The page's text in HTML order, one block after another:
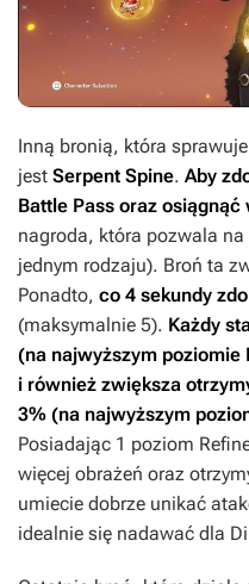
Inną bronią, która
jest Serpent Spine. Aby
Battle Pass oraz
nagroda, która pozwala
jednym rodzaju). Broń ta
Ponadto, co 4 sekundy
(maksymalnie 5). Każdy
(na najwyższym poziomie
i również zwiększa
3% (na najwyższym
Posiadając 1 poziom
więcej obrażeń oraz
umiecie dobrze unikać
idealnie się nadawać dla